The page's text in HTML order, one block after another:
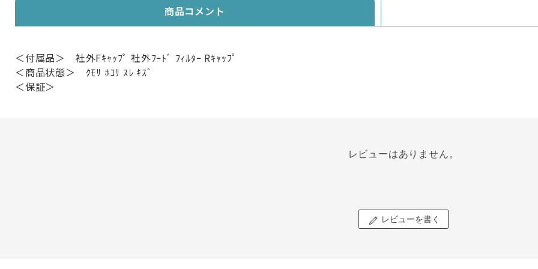
商品コメント
＜付属品＞ 社外Fｷｬｯﾌﾟ 社外ﾌｰﾄﾞ ﾌｨﾙﾀｰ Rｷｬｯﾌﾟ
＜商品状態＞ ｸﾓﾘ ﾎｺﾘ ｽﾚ ｷｽﾞ
＜保証＞
レビューはありません。
レビューを書く